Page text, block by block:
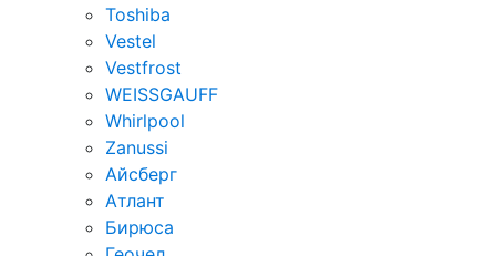
Toshiba
Vestel
Vestfrost
WEISSGAUFF
Whirlpool
Zanussi
Айсберг
Атлант
Бирюса